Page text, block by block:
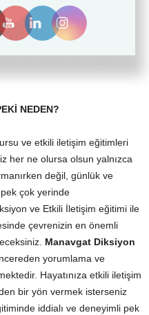
sağlar.
tüm bu potansiyelini
sosyal ve kültürel gerekse
hedefleyen eğitimleri
NEDEN?
ve etkili iletişim eğitimleri
her ne olursa olsun yalnızca
değil, günlük ve
pek çok yerinde
ve Etkili İletişim eğitimi ile
çevrenizin en önemli
Manavgat Diksiyon
yorumlama ve
Hayatınıza etkili iletişim
bir yön vermek isterseniz
iddialı ve deneyimli pek